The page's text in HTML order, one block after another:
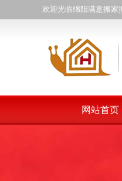
欢迎光临绵阳满意搬家
网站首页